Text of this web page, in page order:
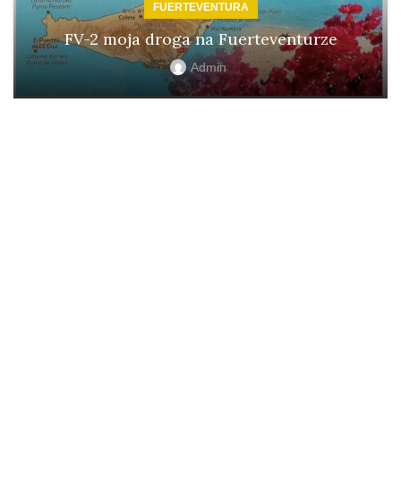
FUERTEVENTURA
FV-2 moja droga na Fuerteventurze
Admin